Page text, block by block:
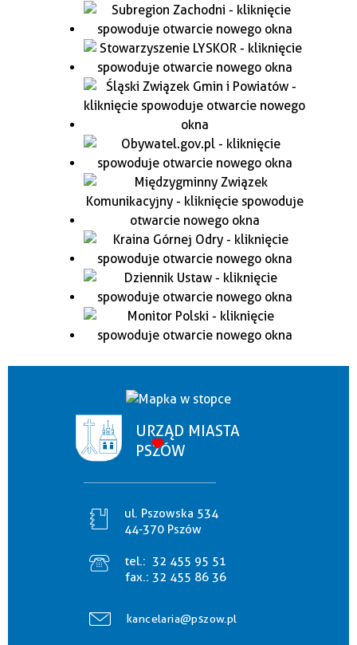
URZĄD MIASTA
PSZÓW
ul. Pszowska 534
44-370 Pszów
tel.: 32 455 95 51
fax.: 32 455 86 36
kancelaria@pszow.pl